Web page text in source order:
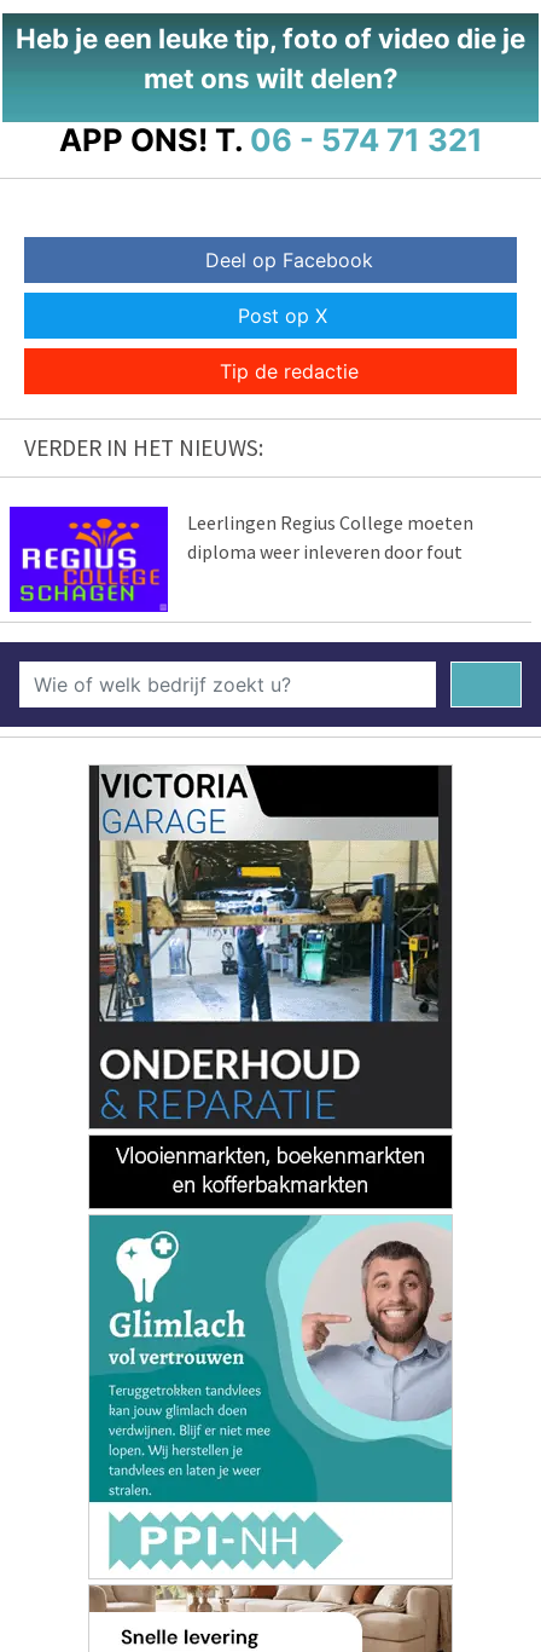
Heb je een leuke tip, foto of video die je
met ons wilt delen?
APP ONS! T. 06 - 574 71 321
Deel op Facebook
Post op X
Tip de redactie
VERDER IN HET NIEUWS:
Leerlingen Regius College moeten
diploma weer inleveren door fout